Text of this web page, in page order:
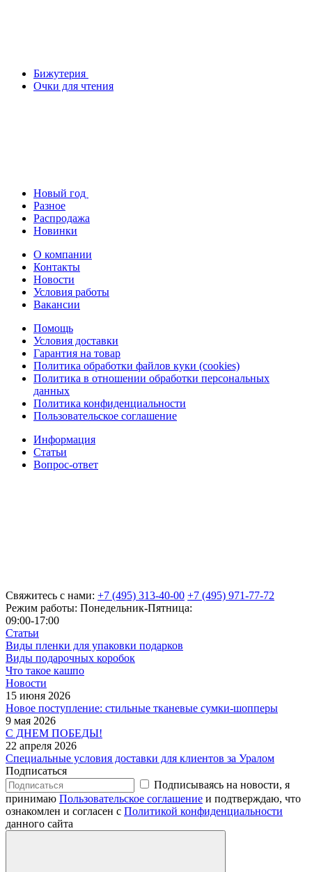
Бижутерия
Очки для чтения
Новый год
Разное
Распродажа
Новинки
О компании
Контакты
Новости
Условия работы
Вакансии
Помощь
Условия доставки
Гарантия на товар
Политика обработки файлов куки (cookies)
Политика в отношении обработки персональных
данных
Политика конфиденциальности
Пользовательское соглашение
Информация
Статьи
Вопрос-ответ
Свяжитесь с нами: +7 (495) 313-40-00 +7 (495) 971-77-72
Режим работы: Понедельник-Пятница:
09:00-17:00
Статьи
Виды пленки для упаковки подарков
Виды подарочных коробок
Что такое кашпо
Новости
15 июня 2026
Новое поступление: стильные тканевые сумки-шопперы
9 мая 2026
С ДНЕМ ПОБЕДЫ!
22 апреля 2026
Специальные условия доставки для клиентов за Уралом
Подписаться
Подписываясь на новости, я
принимаю Пользовательское соглашение и подтверждаю, что
ознакомлен и согласен с Политикой конфиденциальности
данного сайта